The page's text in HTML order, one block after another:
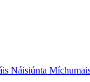
Náisiúnta